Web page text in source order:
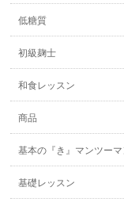
低糖質
初級麹士
和食レッスン
商品
基本の『き』マンツー
基礎レッスン